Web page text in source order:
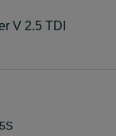
V 2.5 TDI